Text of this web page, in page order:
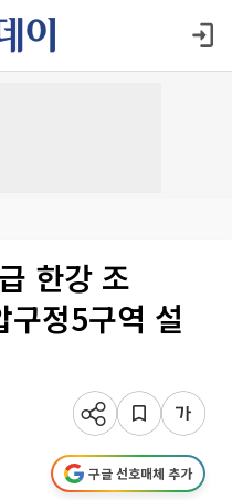
한강 조
정5구역 설
구글 선호매체 추가